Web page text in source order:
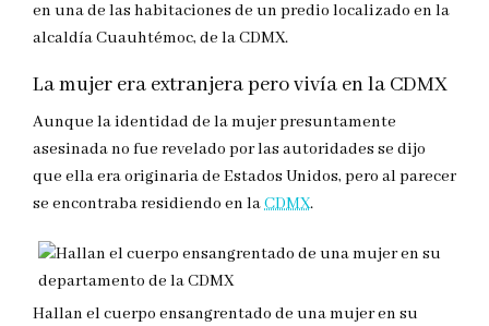
en una de las habitaciones de un predio localizado en la
alcaldía Cuauhtémoc, de la CDMX.
La mujer era extranjera pero vivía en la CDMX
Aunque la identidad de la mujer presuntamente
asesinada no fue revelado por las autoridades se dijo
que ella era originaria de Estados Unidos, pero al parecer
se encontraba residiendo en laCDMX.
Hallan el cuerpo ensangrentado de una mujer en su